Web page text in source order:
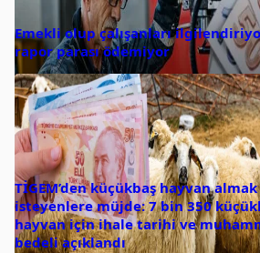
Emekli olup çalışanları
rapor parası ödemiyor
TİGEM’den küçükbaş hayvan almak
isteyenlere müjde: 7 bin 350
hayvan için ihale tarihi ve
bedeli açıklandı